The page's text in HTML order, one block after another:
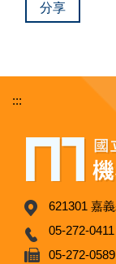
分享
:::
621301 嘉
05-272-
05-272-0589